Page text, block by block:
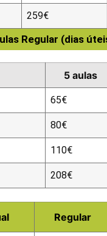
259€
Regular (dias
5 aulas
65€
80€
110€
208€
Regular